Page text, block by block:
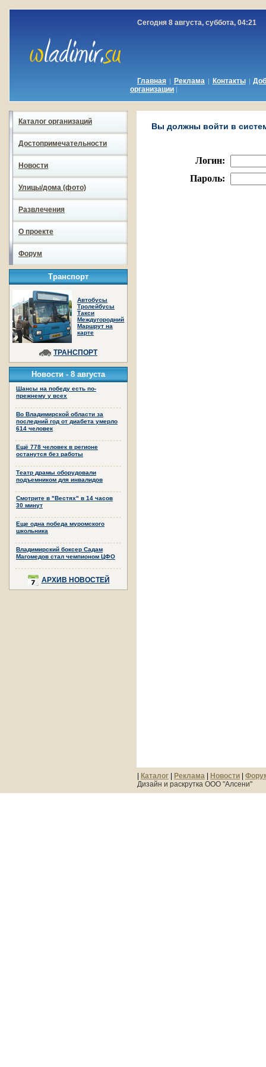
Сегодня 8 августа, суббота, 04:21
Главная | Реклама | Контакты|
организации |
Каталог организаций
Достопримечательности
Новости
Улицы/дома (фото)
Развлечения
О проекте
Форум
Транспорт
Автобусы
Тролейбусы
Такси
Междугородний
Маршрут на
карте
ТРАНСПОРТ
Новости -8 августа
Шансы на победу есть по-
прежнему у всех
Во Владимирской области за
последний год от диабета умерло
614 человек
Ещё 778 человек в регионе
останутся без работы
Театр драмы оборудовали
подъемником для инвалидов
Смотрите в "Вестях" в 14 часов
30 минут
Еще одна победа муромского
школьника
Владимирский боксер Садам
Магомедов стал чемпионом ЦФО
АРХИВ НОВОСТЕЙ
Вы должны войти в
Логин:
Пароль:
Каталог Реклама Новости
Дизайн и раскрутка ООО "Алсени"